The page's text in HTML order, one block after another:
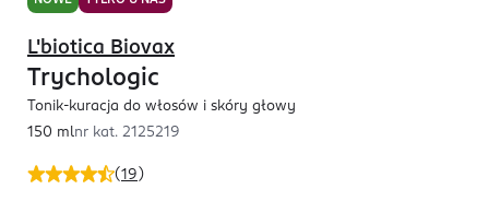
(19 )
L'biotica Biovax
Trychologic
Tonik-kuracja do włosów i skóry głowy
150 mlnr kat. 2125219